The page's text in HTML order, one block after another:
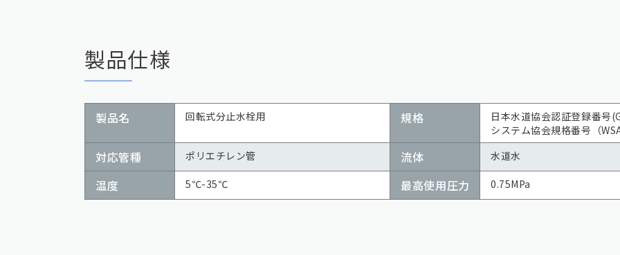
製品仕様
製品名 回転式分止水栓用 規格
日本水道協会認証登録番号
システム協会規格番号（
対応管種 ポリエチレン管 流体 水道水
温度 5℃-35℃ 最高使用圧力 0.75MPa